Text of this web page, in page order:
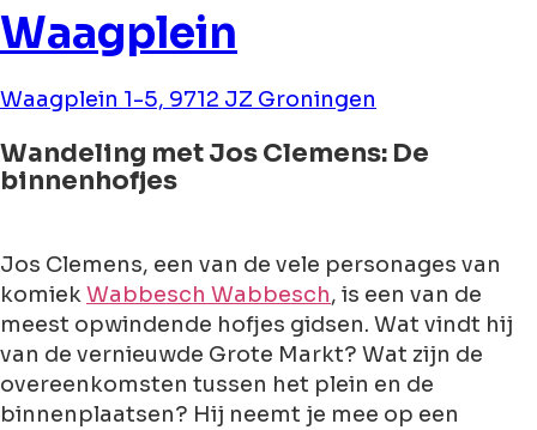
Waagplein
Waagplein 1-5, 9712 JZ Groningen
Wandeling met Jos Clemens: De
binnenhofjes
Jos Clemens, een van de vele personages van
komiekWabbesch Wabbesch, is een van de
meest opwindende hofjes gidsen. Wat vindt hij
van de vernieuwde Grote Markt? Wat zijn de
overeenkomsten tussen het plein en de
binnenplaatsen? Hij neemt je mee op een